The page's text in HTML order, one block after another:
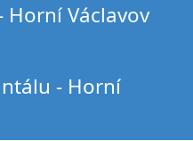
Horní Václavov
- Horní